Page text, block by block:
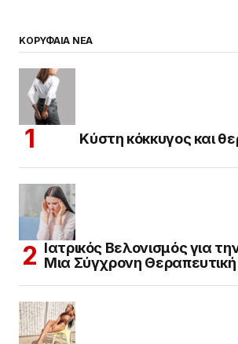
ΚΟΡΥΦΑΙΑ ΝΕΑ
Κύστη κόκκυγος και
Ιατρικός Βελονισμός για
Μια Σύγχρονη